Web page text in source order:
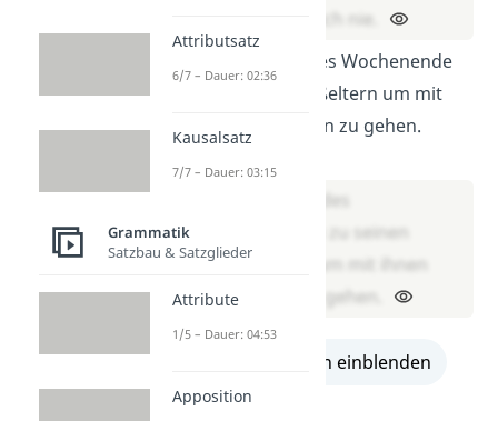
finden habe ich nie.
Mark geht jedes Wochenende
zu seinen Großeltern um mit
ihnen spazieren zu gehen.
Mark geht jedes
Wochenende zu seinen
Großeltern, um mit ihnen
spazieren zu gehen.
alle Lösungen einblenden
Attributsatz
6/7 – Dauer: 02:36
Kausalsatz
7/7 – Dauer: 03:15
Grammatik
Satzbau & Satzglieder
Attribute
1/5 – Dauer: 04:53
Apposition